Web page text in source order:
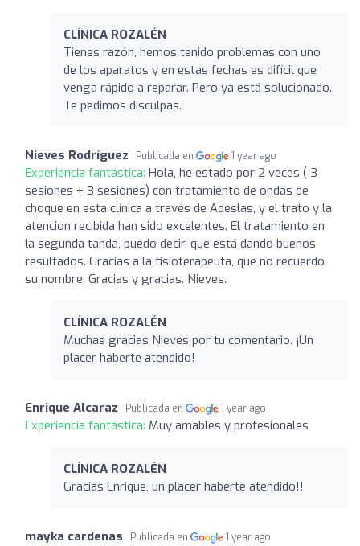
CLÍNICA ROZALÉN
Tienes razón, hemos tenido problemas con uno
de los aparatos y en estas fechas es difícil que
venga rápido a reparar. Pero ya está solucionado.
Te pedimos disculpas.
Nieves Rodríguez Publicada en 1 year ago
Experiencia fantástica: Hola, he estado por 2 veces ( 3
sesiones + 3 sesiones) con tratamiento de ondas de
choque en esta clínica a través de Adeslas, y el trato y la
atencion recibida han sido excelentes. El tratamiento en
la segunda tanda, puedo decir, que está dando buenos
resultados. Gracias a la fisioterapeuta, que no recuerdo
su nombre. Gracias y gracias. Nieves.
CLÍNICA ROZALÉN
Muchas gracias Nieves por tu comentario. ¡Un
placer haberte atendido!
Enrique Alcaraz Publicada en 1 year ago
Experiencia fantástica: Muy amables y profesionales
CLÍNICA ROZALÉN
Gracias Enrique, un placer haberte atendido!!
mayka cardenas Publicada en 1 year ago